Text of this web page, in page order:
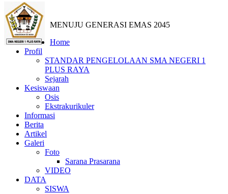
MENUJU GENERASI EMAS 2045
Home
Profil
STANDAR PENGELOLAAN SMA NEGERI 1
PLUS RAYA
Sejarah
Kesiswaan
Osis
Ekstrakurikuler
Informasi
Berita
Artikel
Galeri
Foto
Sarana Prasarana
VIDEO
DATA
SISWA